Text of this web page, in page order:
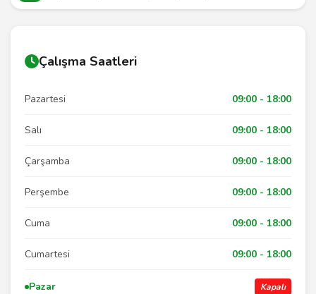
Çalışma Saatleri
Pazartesi 09:00 - 18:00
Salı 09:00 - 18:00
Çarşamba 09:00 - 18:00
Perşembe 09:00 - 18:00
Cuma 09:00 - 18:00
Cumartesi 09:00 - 18:00
Pazar Kapalı